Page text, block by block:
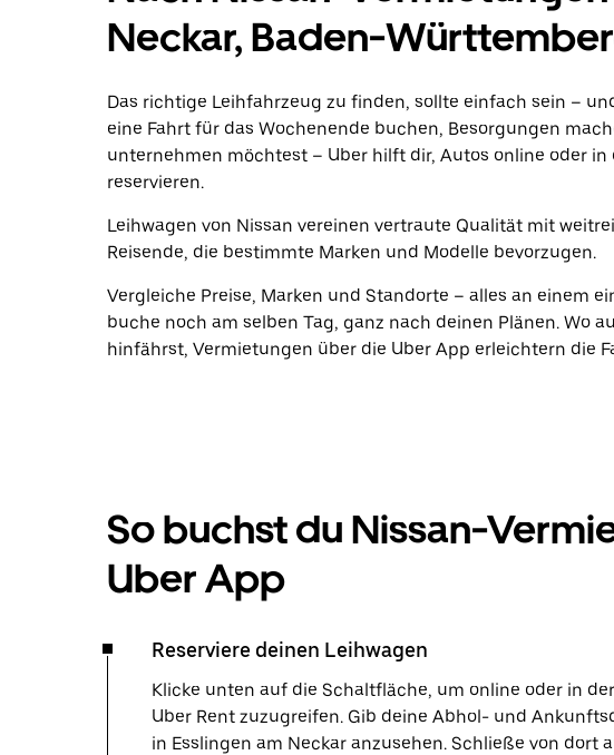
Neckar, Baden-
Das richtige Leihfahrzeug zu finden, sollte einfach sein –
eine Fahrt für das Wochenende buchen, Besorgungen
unternehmen möchtest – Uber hilft dir, Autos online oder
reservieren.
Leihwagen von Nissan vereinen vertraute Qualität mit
Reisende, die bestimmte Marken und Modelle bevorzugen.
Vergleiche Preise, Marken und Standorte – alles an einem
buche noch am selben Tag, ganz nach deinen Plänen. Wo
hinfährst, Vermietungen über die Uber App erleichtern die
So buchst du Nissan-
Uber App
Reserviere deinen Leihwagen
Klicke unten auf die Schaltfläche, um online oder in
Uber Rent zuzugreifen. Gib deine Abhol- und
in Esslingen am Neckar anzusehen. Schließe von dort